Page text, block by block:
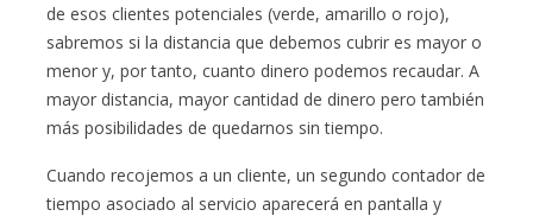
de esos clientes potenciales (verde, amarillo o rojo),
sabremos si la distancia que debemos cubrir es mayor o
menor y, por tanto, cuanto dinero podemos recaudar. A
mayor distancia, mayor cantidad de dinero pero también
más posibilidades de quedarnos sin tiempo.
Cuando recojemos a un cliente, un segundo contador de
tiempo asociado al servicio aparecerá en pantalla y